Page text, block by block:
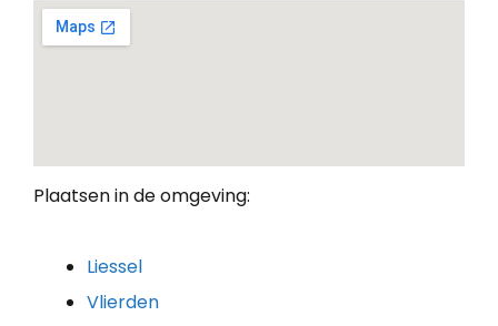
Plaatsen in de omgeving:
Liessel
Vlierden